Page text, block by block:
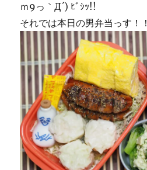
ｍ9っ｀Д´) ﾋﾞｼｯ!!
それでは本日の男弁当っす！！